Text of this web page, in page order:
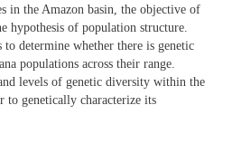
in the Amazon basin, the objective of
hypothesis of population structure.
determine whether there is genetic
populations across their range.
levels of genetic diversity within the
to genetically characterize its